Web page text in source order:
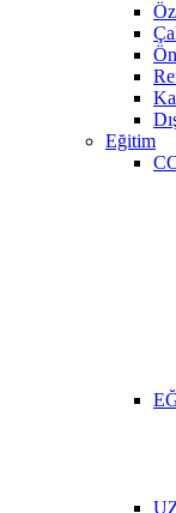
Eğitim